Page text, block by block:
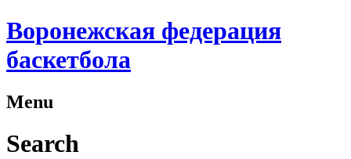
Воронежская федерация
баскетбола
Menu
Search